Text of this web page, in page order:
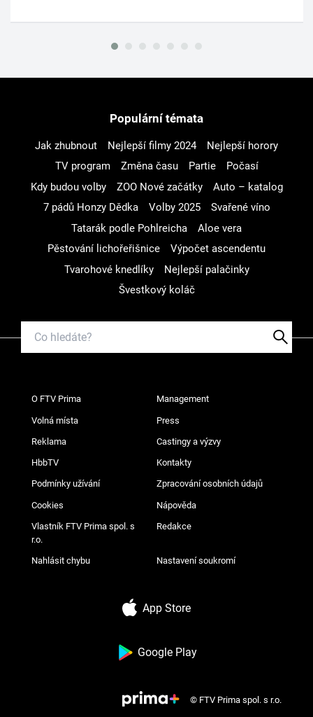
Populární témata
Jak zhubnout Nejlepší filmy 2024
Nejlepší horory
TV program
Změna času Partie
Počasí
Kdy budou volby
ZOO Nové začátky
Auto – katalog
7 pádů Honzy Dědka
Volby 2025
Svařené víno
Tatarák podle Pohlreicha
Aloe vera
Pěstování lichořeřišnice
Výpočet ascendentu
Tvarohové knedlíky
Nejlepší palačinky
Švestkový koláč
O FTV Prima Management
Volná místa Press
Reklama Castingy a výzvy
HbbTV Kontakty
Podmínky užívání Zpracování osobních údajů
Cookies Nápověda
Vlastník FTV Prima spol. s
r.o.
Redakce
Nahlásit chybu Nastavení soukromí
App Store
Google Play
© FTV Prima spol. s r.o.